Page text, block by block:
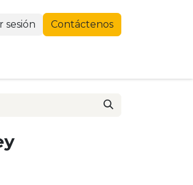
sesión Contáctenos